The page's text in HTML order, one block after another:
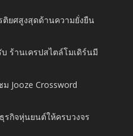
ติยศสูงสุดด้านความยั่งยืน
ร้านเครปสไตล์โมเดิร์นมี
Jooze Crossword
รกิจหุ่นยนต์ให้ครบวงจร